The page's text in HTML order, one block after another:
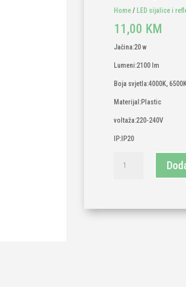
Home/ LED sijalice i
11,00 KM
Jačina:20 w
Lumeni:2100 lm
Boja svjetla:4000K,
Materijal:Plastic
voltaža:220-240V
IP:IP20
sijalica